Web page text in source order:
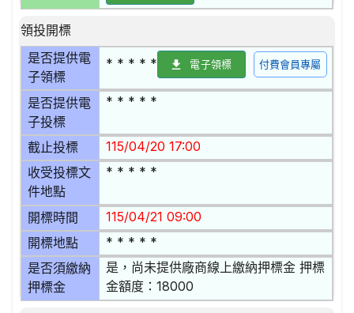
領投開標
是否提供電
子領標
* * * * * 電子領標 付費會員專屬
是否提供電
子投標
* * * * *
截止投標 115/04/20 17:00
收受投標文
件地點
* * * * *
開標時間 115/04/21 09:00
開標地點 * * * * *
是否須繳納
押標金
是，尚未提供廠商線上繳納押標金 押標
金額度：18000